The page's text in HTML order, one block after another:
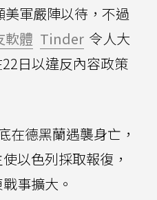
軍嚴陣以待，不過
軟體 Tinder 令人大
日以違反內容政策
在德黑蘭遇襲身亡，
以色列採取報復，
事擴大。